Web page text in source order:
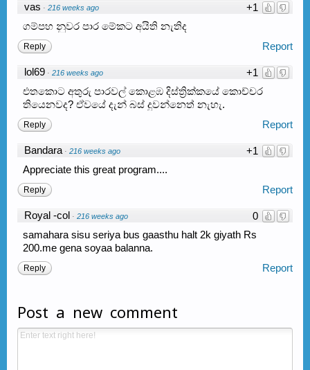
+1
vas · 216 weeks ago
ගම්පහ නුවර පාර මේකට අයිති නැතිද
Report
Reply
+1
lol69 · 216 weeks ago
එතකොට අතුරු පාරවල් කොළඹ දිස්ත්‍රික්කයේ කොච්චර
තියෙනවද? ඒවයේ දැන් බස් දුවන්නෙත් නැහැ.
Report
Reply
+1
Bandara · 216 weeks ago
Appreciate this great program....
Report
Reply
0
Royal -col · 216 weeks ago
samahara sisu seriya bus gaasthu halt 2k giyath Rs
200.me gena soyaa balanna.
Report
Reply
Post a new comment